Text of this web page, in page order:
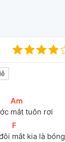
[
Am
mắt tuôn rơi
[F
mắt kia là bóng